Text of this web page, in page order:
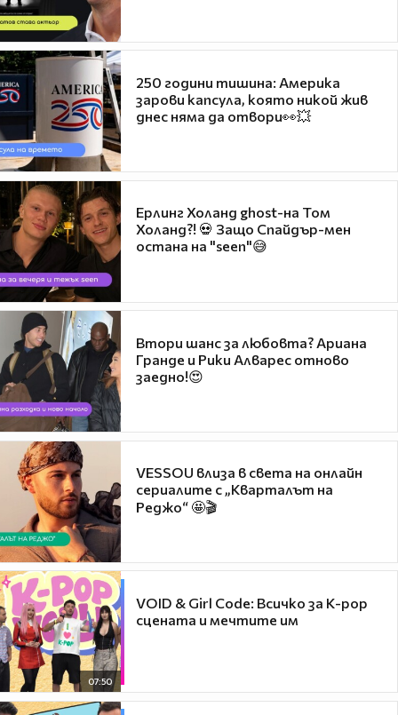
250 години тишина: Америка
зарови капсула, която никой жив
днес няма да отвори👀💥
Ерлинг Холанд ghost-на Том
Холанд?! 💀 Защо Спайдър-мен
остана на "seen"😅
Втори шанс за любовта? Ариана
Гранде и Рики Алварес отново
заедно!😍
VESSOU влиза в света на онлайн
сериалите с „Кварталът на
Реджо“ 🤩🎬
07:50
VOID & Girl Code: Всичко за K-pop
сцената и мечтите им